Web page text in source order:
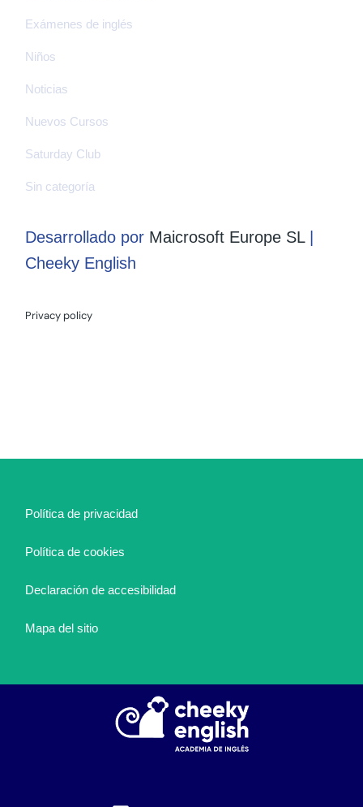
Exámenes de inglés
Niños
Noticias
Nuevos Cursos
Saturday Club
Sin categoría
Desarrollado por Maicrosoft Europe SL|
Cheeky English
Privacy policy
Política de privacidad
Política de cookies
Declaración de accesibilidad
Mapa del sitio